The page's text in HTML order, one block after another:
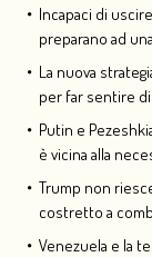
Incapaci di
preparano ad
La nuova
per far sentire
Putin e
è vicina alla
Trump non
costretto a
Venezuela e la